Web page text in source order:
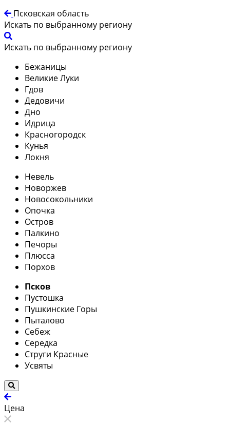
Псковская область
Искать по выбранному региону
Искать по выбранному региону
Бежаницы
Великие Луки
Гдов
Дедовичи
Дно
Идрица
Красногородск
Кунья
Локня
Невель
Новоржев
Новосокольники
Опочка
Остров
Палкино
Печоры
Плюсса
Порхов
Псков
Пустошка
Пушкинские Горы
Пыталово
Себеж
Середка
Струги Красные
Усвяты
Цена